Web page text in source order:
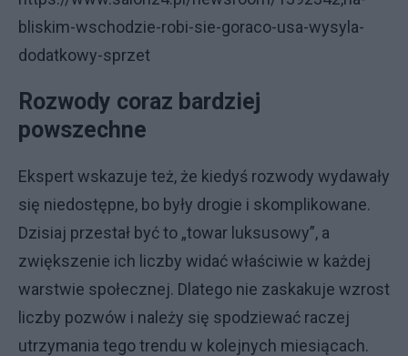
bliskim-wschodzie-robi-sie-goraco-usa-wysyla-
dodatkowy-sprzet
Rozwody coraz bardziej
powszechne
Ekspert wskazuje też, że kiedyś rozwody wydawały
się niedostępne, bo były drogie i skomplikowane.
Dzisiaj przestał być to „towar luksusowy”, a
zwiększenie ich liczby widać właściwie w każdej
warstwie społecznej. Dlatego nie zaskakuje wzrost
liczby pozwów i należy się spodziewać raczej
utrzymania tego trendu w kolejnych miesiącach.